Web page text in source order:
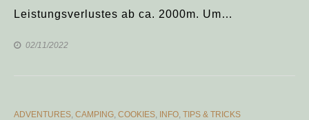
Leistungsverlustes ab ca. 2000m. Um…
02/11/2022
CATEGORIES
ADVENTURES, CAMPING, COOKIES, INFO, TIPS & TRICKS